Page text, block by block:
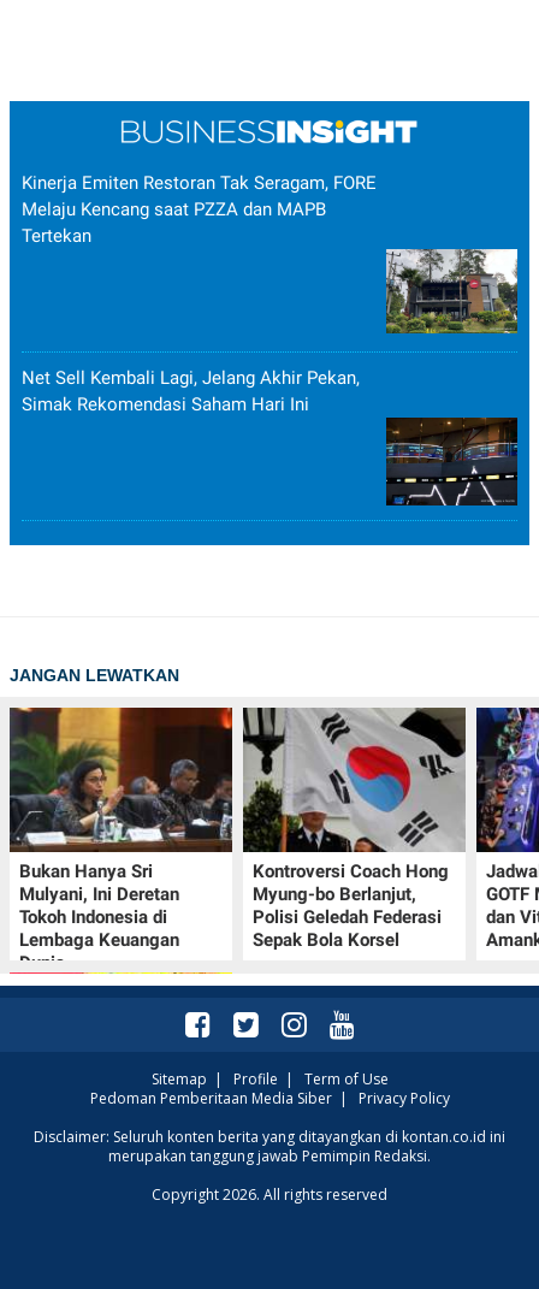
Kinerja Emiten Restoran Tak Seragam, FORE
Melaju Kencang saat PZZA dan MAPB
Tertekan
Net Sell Kembali Lagi, Jelang Akhir Pekan,
Simak Rekomendasi Saham Hari Ini
JANGAN LEWATKAN
Bukan Hanya Sri
Mulyani, Ini Deretan
Tokoh Indonesia di
Lembaga Keuangan
Dunia
Kontroversi Coach Hong
Myung-bo Berlanjut,
Polisi Geledah Federasi
Sepak Bola Korsel
GOTF
dan
Promo JSM Alfamart 7–
9 Agustus 2026, Minyak
Sitemap | Profile | Term of Use
Pedoman Pemberitaan Media Siber| Privacy Policy
Disclaimer: Seluruh konten berita yang ditayangkan di kontan.co.id ini
merupakan tanggung jawab Pemimpin Redaksi.
Copyright 2026. All rights reserved